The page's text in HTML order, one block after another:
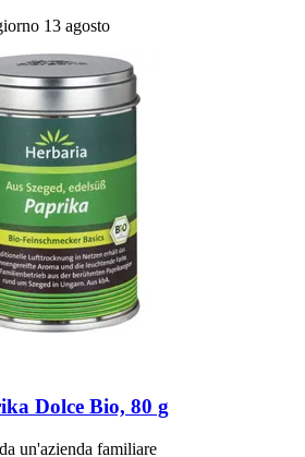
13 agosto
Dolce Bio, 80 g
un'azienda familiare